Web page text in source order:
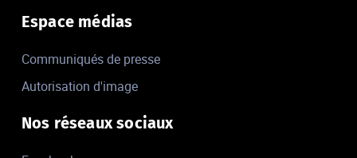
Espace médias
Communiqués de presse
Autorisation d'image
Nos réseaux sociaux